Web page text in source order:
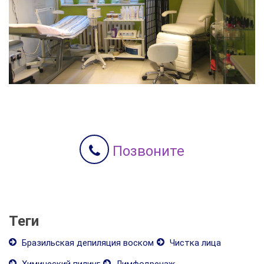
Позвоните
Теги
Бразильская депиляция воском
Чистка лица